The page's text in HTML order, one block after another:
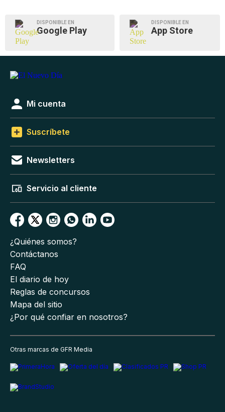
DISPONIBLE EN
Google Play
DISPONIBLE EN
App Store
Mi cuenta
Suscríbete
Newsletters
Servicio al cliente
¿Quiénes somos?
Contáctanos
FAQ
El diario de hoy
Reglas de concursos
Mapa del sitio
¿Por qué confiar en nosotros?
Otras marcas de GFR Media